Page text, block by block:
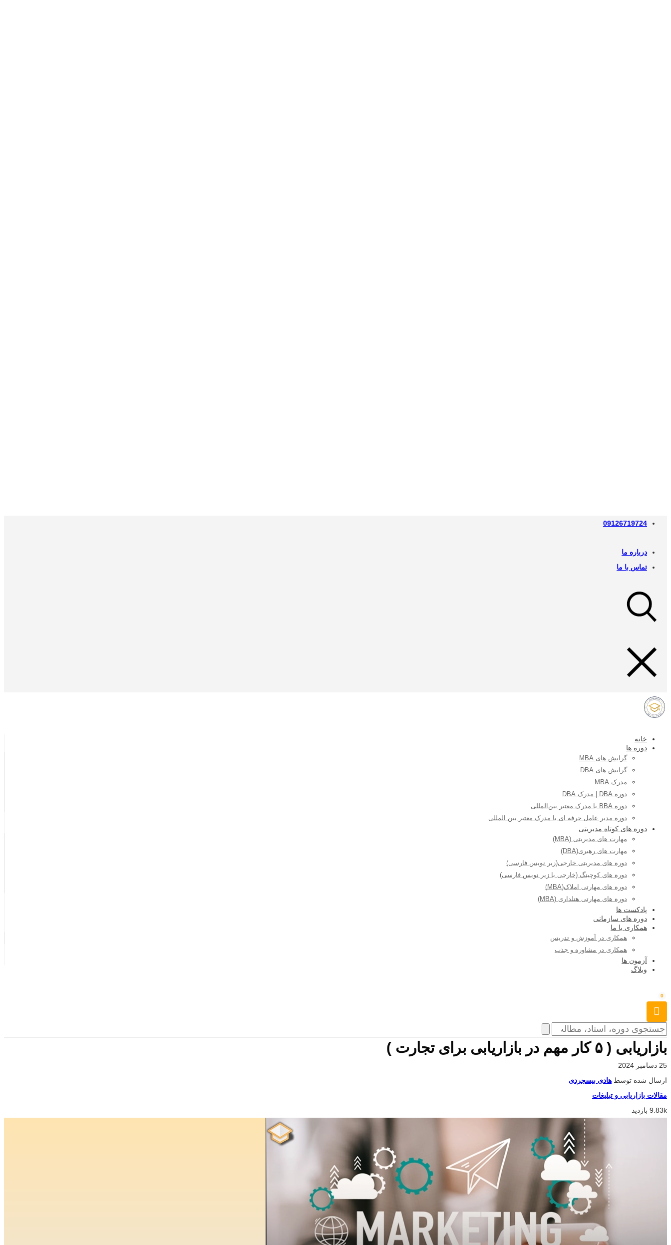
09126719724
درباره ما
تماس با ما
خانه
دوره ها
گرایش های MBA
گرایش های DBA
مدرک MBA
دوره DBA | مدرک DBA
دوره BBA با مدرک معتبر بین‌المللی
دوره مدیر عامل حرفه ای با مدرک معتبر بین المللی
دوره های کوتاه مدیریتی
مهارت های مدیریتی (MBA)
مهارت های رهبری(DBA)
دوره های مدیریتی خارجی(زیر نویس فارسی)
دوره های کوچینگ (خارجی با زیر نویس فارسی)
دوره های مهارتی املاک(MBA)
دوره های مهارتی هتلداری (MBA)
پادکست ها
دوره های سازمانی
همکاری با ما
همکاری در آموزش و تدریس
همکاری در مشاوره و جذب
آزمون ها
وبلاگ
0
بازاریابی ( ۵ کار مهم در بازاریابی برای تجارت )
25 دسامبر 2024
ارسال شده توسط هادی بیسجردی
مقالات بازاریابی و تبلیغات
9.83k بازدید